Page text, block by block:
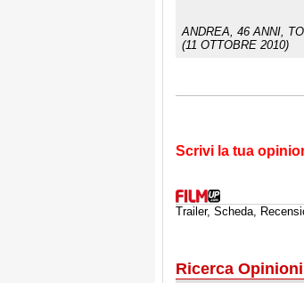
ANDREA , 46 ANNI,
(11 OTTOBRE 2010)
Scrivi la tua
Trailer, Scheda,
Ricerca Opinioni